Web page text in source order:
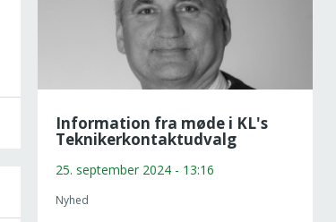
Information fra møde i KL's
Teknikerkontaktudvalg
25. september 2024 - 13:16
Nyhed